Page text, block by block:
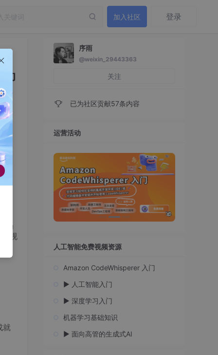
加入社区 登录
动
当
视
就
序雨
@weixin_29443363
关注
已为社区贡献57条内容
运营活动
人工智能免费视频资源
Amazon CodeWhisperer 入门
▶️ 人工智能入门
▶️ 深度学习入门
机器学习基础知识
▶️ 面向高管的生成式AI